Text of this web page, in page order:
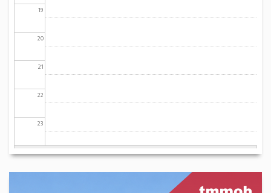
19
20
21
22
23